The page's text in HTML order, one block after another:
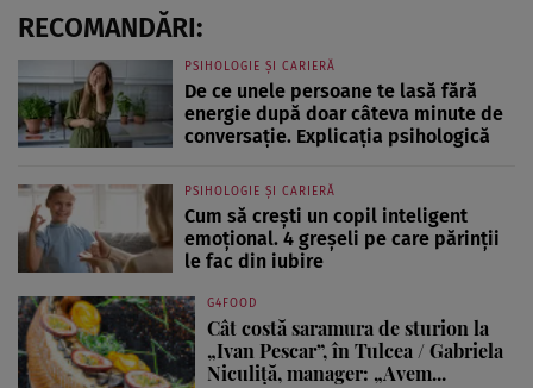
RECOMANDĂRI:
PSIHOLOGIE ȘI CARIERĂ
De ce unele persoane te lasă fără
energie după doar câteva minute de
conversație. Explicația psihologică
PSIHOLOGIE ȘI CARIERĂ
Cum să crești un copil inteligent
emoțional. 4 greșeli pe care părinții
le fac din iubire
G4FOOD
Cât costă saramura de sturion la
„Ivan Pescar”, în Tulcea / Gabriela
Niculiță, manager: „Avem...